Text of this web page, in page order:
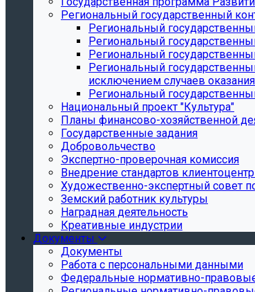
Региональный государственный
Региональный
Региональный
Региональный
Региональный
исключением случаев
Региональный
Национальный проект "Культура"
Планы финансово-хозяйственной
Государственные задания
Добровольчество
Экспертно-проверочная комиссия
Внедрение стандартов
Художественно-экспертный
Земский работник культуры
Наградная деятельность
Креативные индустрии
Документы
Документы
Работа с персональными данными
Федеральные нормативно-